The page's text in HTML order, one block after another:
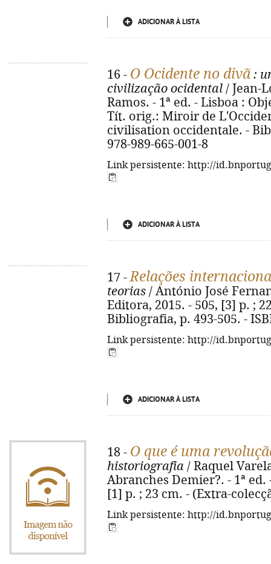
ADICIONAR À LISTA
16 - O Ocidente no divã :
civilização ocidental / Jean-
Ramos. - 1ª ed. - Lisboa :
Tít. orig.: Miroir de
civilisation occidentale. -
978-989-665-001-8
Link persistente: http://
ADICIONAR À LISTA
17 -Relações
teorias / António José
Editora, 2015. - 505, [3] p. ;
Bibliografia, p. 493-505. -
Link persistente: http://
ADICIONAR À LISTA
18 - O que é uma
historiografia / Raquel
Abranches Demier?. - 1ª ed.
[1] p. ; 23 cm. - (Extra-
Link persistente: http://